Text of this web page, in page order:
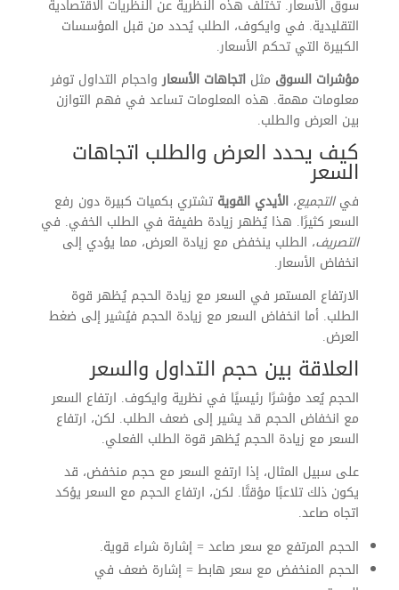
سوق الأسعار. تختلف هذه النظرية عن النظريات الاقتصادية
التقليدية. في وايكوف، الطلب يُحدد من قبل المؤسسات
الكبيرة التي تحكم الأسعار.
مؤشرات السوق مثل اتجاهات الأسعارواحجام التداول توفر
معلومات مهمة. هذه المعلومات تساعد في فهم التوازن
بين العرض والطلب.
كيف يحدد العرض والطلب اتجاهات
السعر
فيالتجميع، الأيدي القوية تشتري بكميات كبيرة دون رفع
السعر كثيرًا. هذا يُظهر زيادة طفيفة في الطلب الخفي. في
التصريف، الطلب ينخفض مع زيادة العرض، مما يؤدي إلى
انخفاض الأسعار.
الارتفاع المستمر في السعر مع زيادة الحجم يُظهر قوة
الطلب. أما انخفاض السعر مع زيادة الحجم فيُشير إلى ضغط
العرض.
العلاقة بين حجم التداول والسعر
الحجم يُعد مؤشرًا رئيسيًا في نظرية وايكوف. ارتفاع السعر
مع انخفاض الحجم قد يشير إلى ضعف الطلب. لكن، ارتفاع
السعر مع زيادة الحجم يُظهر قوة الطلب الفعلي.
على سبيل المثال، إذا ارتفع السعر مع حجم منخفض، قد
يكون ذلك تلاعبًا مؤقتًا. لكن، ارتفاع الحجم مع السعر يؤكد
اتجاه صاعد.
الحجم المرتفع مع سعر صاعد = إشارة شراء قوية.
الحجم المنخفض مع سعر هابط = إشارة ضعف في